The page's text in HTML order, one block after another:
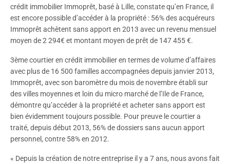
crédit immobilier Immoprêt, basé à Lille, constate qu’en France, il
est encore possible d’accéder à la propriété : 56% des acquéreurs
Immoprêt achètent sans apport en 2013 avec un revenu mensuel
moyen de 2 294€ et montant moyen de prêt de 147 455 €.
3ème courtier en crédit immobilier en termes de volume d’affaires
avec plus de 16 500 familles accompagnées depuis janvier 2013,
Immoprêt, avec son baromètre du mois de novembre établi sur
des villes moyennes et loin du micro marché de l’Ile de France,
démontre qu’accéder à la propriété et acheter sans apport est
bien évidemment toujours possible. Pour preuve le courtier a
traité, depuis début 2013, 56% de dossiers sans aucun apport
personnel, contre 58% en 2012.
« Depuis la création de notre entreprise il y a 7 ans, nous avons fait